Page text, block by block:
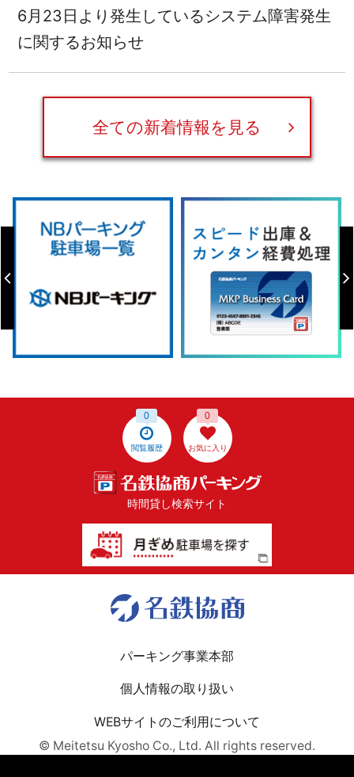
6月23日より発生しているシステム障害発生
に関するお知らせ
全ての新着情報を見る
閲覧履歴
0
お気に入り
0
時間貸し検索サイト
パーキング事業本部
個人情報の取り扱い
WEBサイトのご利用について
© Meitetsu Kyosho Co., Ltd. All rights reserved.